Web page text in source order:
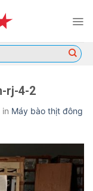
rj-4-2
in Máy bào thịt đông